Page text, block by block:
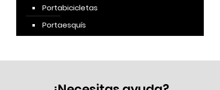
Portabicicletas
Portaesquís